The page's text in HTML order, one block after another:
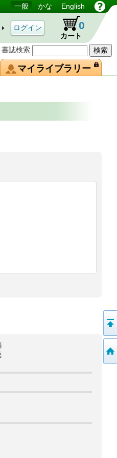
書誌検索
一般 かな English
カート
0
マイライブラリー